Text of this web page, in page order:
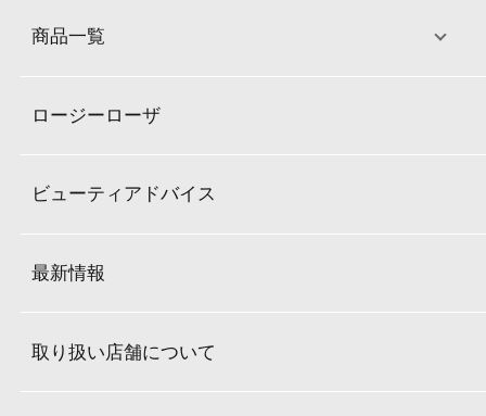
商品一覧
ロージーローザ
ビューティアドバイス
最新情報
取り扱い店舗について